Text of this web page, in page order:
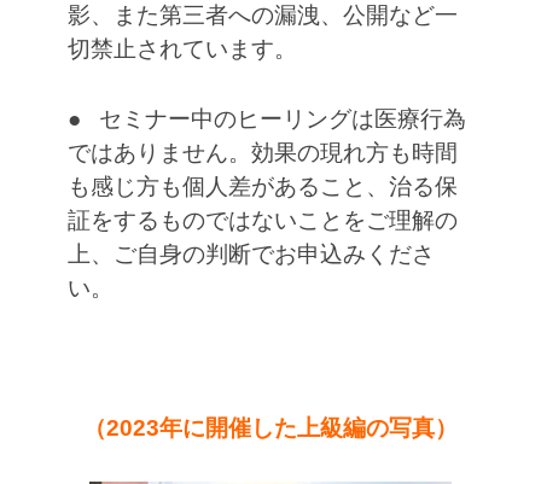
影、また第三者への漏洩、公開など一
切禁止されています。
● セミナー中のヒーリングは医療行為
ではありません。効果の現れ方も時間
も感じ方も個人差があること、治る保
証をするものではないことをご理解の
上、ご自身の判断でお申込みくださ
い。
（2023年に開催した上級編の写真）